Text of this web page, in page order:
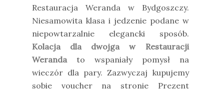
Restauracja Weranda w Bydgoszczy.
Niesamowita klasa i jedzenie podane w
niepowtarzalnie elegancki sposób.
Kolacja dla dwojga w Restauracji
Weranda to wspaniały pomysł na
wieczór dla pary. Zazwyczaj kupujemy
sobie voucher na stronie Prezent